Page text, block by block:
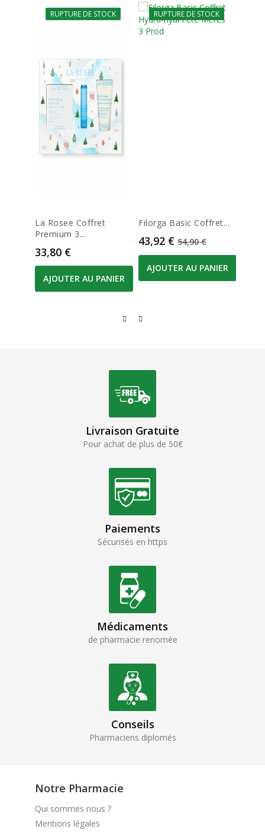
RUPTURE DE STOCK
La Rosee Coffret
Premium 3...
Prix
33,80 €
AJOUTER AU PANIER
-20%
RUPTURE DE STOCK
Filorga Basic Coffret...
Prix
43,92 € Prix de base
54,90 €
AJOUTER AU PANIER
Livraison Gratuite
Pour achat de plus de 50€
Paiements
Sécurisés en https
Médicaments
de pharmacie renomée
Conseils
Pharmaciens diplomés
Notre Pharmacie
Qui sommes nous ?
Mentions légales